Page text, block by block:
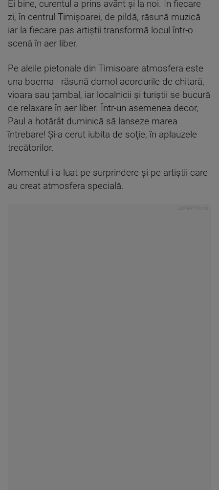
Ei bine, curentul a prins avânt şi la noi. În fiecare
zi, în centrul Timișoarei, de pildă, răsună muzică
iar la fiecare pas artiştii transformă locul într-o
scenă în aer liber.
Pe aleile pietonale din Timisoare atmosfera este
una boema - răsună domol acordurile de chitară,
vioara sau țambal, iar localnicii şi turiştii se bucură
de relaxare în aer liber. Într-un asemenea decor,
Paul a hotărât duminică să lanseze marea
întrebare! Şi-a cerut iubita de soţie, în aplauzele
trecătorilor.
Momentul i-a luat pe surprindere şi pe artiştii care
au creat atmosfera specială.